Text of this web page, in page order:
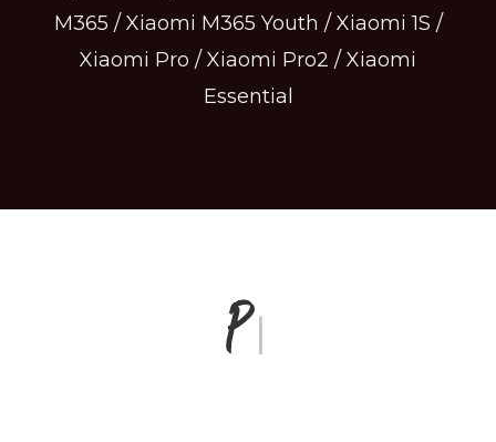
M365 / Xiaomi M365 Youth / Xiaomi 1S /
Xiaomi Pro / Xiaomi Pro2 / Xiaomi
Essential
Prueba